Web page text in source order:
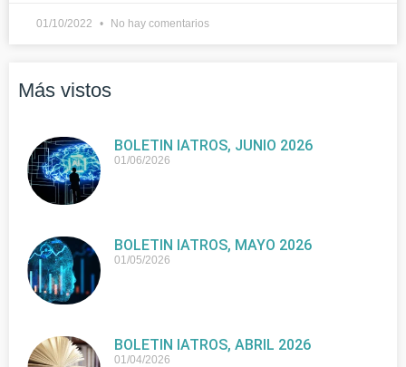
01/10/2022 No hay comentarios
Más vistos
BOLETIN IATROS, JUNIO 2026
01/06/2026
BOLETIN IATROS, MAYO 2026
01/05/2026
BOLETIN IATROS, ABRIL 2026
01/04/2026